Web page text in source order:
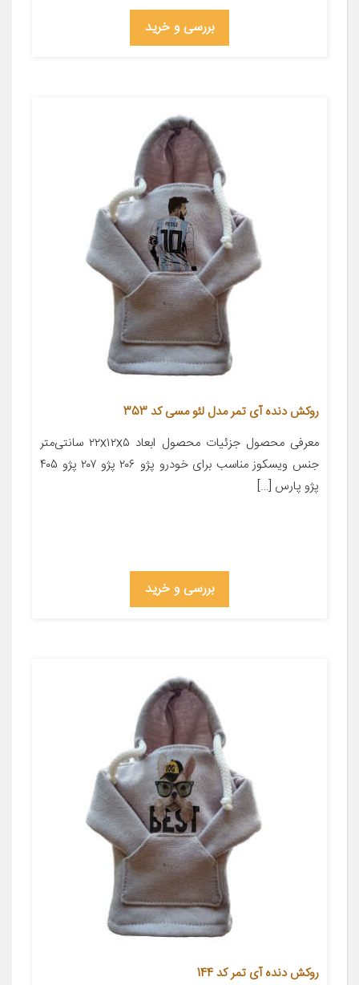
بررسی و خرید
روکش دنده آی تمر مدل لئو مسی کد 353
معرفی محصول جزئیات محصول ابعاد ۲۲x۱۲x۵ سانتی‌متر
جنس ویسکوز مناسب برای خودرو پژو ۲۰۶ پژو ۲۰۷ پژو ۴۰۵
پژو پارس […]
بررسی و خرید
روکش دنده آی تمر کد 144